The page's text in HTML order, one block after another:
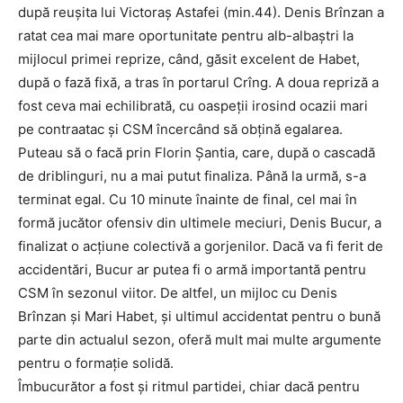
după reușita lui Victoraș Astafei (min.44). Denis Brînzan a
ratat cea mai mare oportunitate pentru alb-albaștri la
mijlocul primei reprize, când, găsit excelent de Habet,
după o fază fixă, a tras în portarul Crîng. A doua repriză a
fost ceva mai echilibrată, cu oaspeții irosind ocazii mari
pe contraatac și CSM încercând să obțină egalarea.
Puteau să o facă prin Florin Șantia, care, după o cascadă
de driblinguri, nu a mai putut finaliza. Până la urmă, s-a
terminat egal. Cu 10 minute înainte de final, cel mai în
formă jucător ofensiv din ultimele meciuri, Denis Bucur, a
finalizat o acțiune colectivă a gorjenilor. Dacă va fi ferit de
accidentări, Bucur ar putea fi o armă importantă pentru
CSM în sezonul viitor. De altfel, un mijloc cu Denis
Brînzan și Mari Habet, și ultimul accidentat pentru o bună
parte din actualul sezon, oferă mult mai multe argumente
pentru o formație solidă.
Îmbucurător a fost și ritmul partidei, chiar dacă pentru